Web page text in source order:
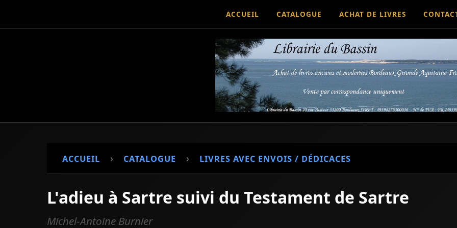
ACCUEIL CATALOGUE ACHAT DE LIVRES
ACCUEIL › CATALOGUE › LIVRES AVEC ENVOIS / DÉDICACES
L'adieu à Sartre suivi du Testament de Sartre
Michel-Antoine Burnier